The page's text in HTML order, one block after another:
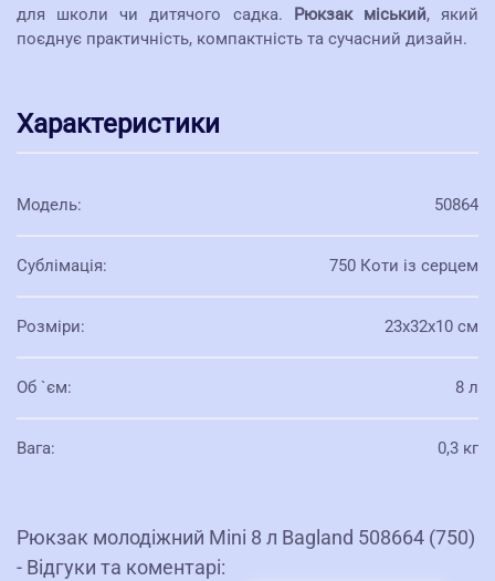
для школи чи дитячого садка.
Рюкзак міський, який
поєднує практичність, компактність та сучасний дизайн.
Характеристики
Модель: 50864
Сублімація: 750 Коти із серцем
Розміри: 23х32х10 см
Об `єм: 8 л
Вага: 0,3 кг
Рюкзак молодіжний Mini 8 л Bagland 508664 (750)
- Відгуки та коментарі: